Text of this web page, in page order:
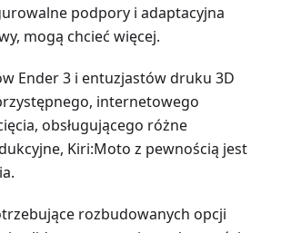
podpory i adaptacyjna
mogą chcieć więcej.
Ender 3 i entuzjastów druku 3D
internetowego
obsługującego różne
Kiri:Moto z pewnością jest
rozbudowanych opcji